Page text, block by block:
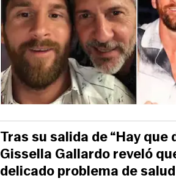
Tras su salida de “Hay que
Gissella Gallardo reveló
delicado problema de salud